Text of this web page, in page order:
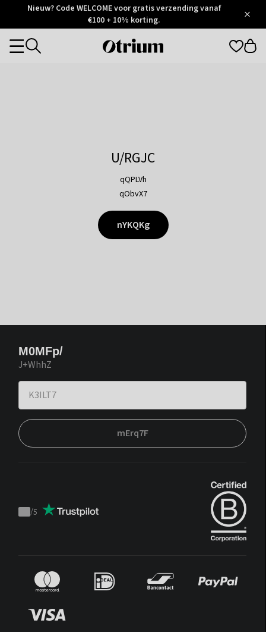
Otrium
Trustpilot
Nieuw? Code WELCOME voor gratis verzending vanaf
€100 + 10% korting.
Otrium
Categories
U/RGJC
qQPLVh
qObvX7
nYKQKg
M0MFp/
J+WhhZ
mErq7F
Trustpilot
/5